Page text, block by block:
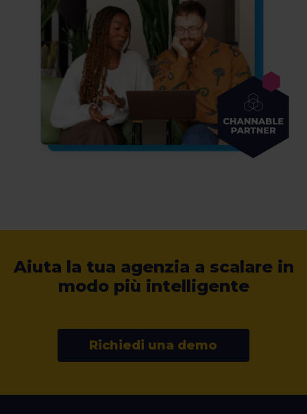
Aiuta la tua agenzia a scalare in
modo più intelligente
Richiedi una demo